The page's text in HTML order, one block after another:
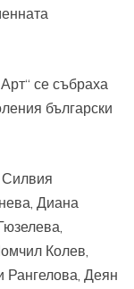
се събраха
български
Диана
Колев,
Рангелова, Деян